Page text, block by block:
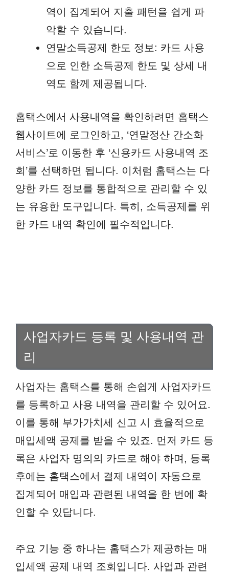
역이 집계되어 지출 패턴을 쉽게 파
악할 수 있습니다.
연말소득공제 한도 정보: 카드 사용
으로 인한 소득공제 한도 및 상세 내
역도 함께 제공됩니다.
홈택스에서 사용내역을 확인하려면 홈택스
웹사이트에 로그인하고, ‘연말정산 간소화
서비스’로 이동한 후 ‘신용카드 사용내역 조
회’를 선택하면 됩니다. 이처럼 홈택스는 다
양한 카드 정보를 통합적으로 관리할 수 있
는 유용한 도구입니다. 특히, 소득공제를 위
한 카드 내역 확인에 필수적입니다.
사업자카드 등록 및 사용내역 관
리
사업자는 홈택스를 통해 손쉽게 사업자카드
를 등록하고 사용 내역을 관리할 수 있어요.
이를 통해 부가가치세 신고 시 효율적으로
매입세액 공제를 받을 수 있죠. 먼저 카드 등
록은 사업자 명의의 카드로 해야 하며, 등록
후에는 홈택스에서 결제 내역이 자동으로
집계되어 매입과 관련된 내역을 한 번에 확
인할 수 있답니다.
주요 기능 중 하나는 홈택스가 제공하는 매
입세액 공제 내역 조회입니다. 사업과 관련